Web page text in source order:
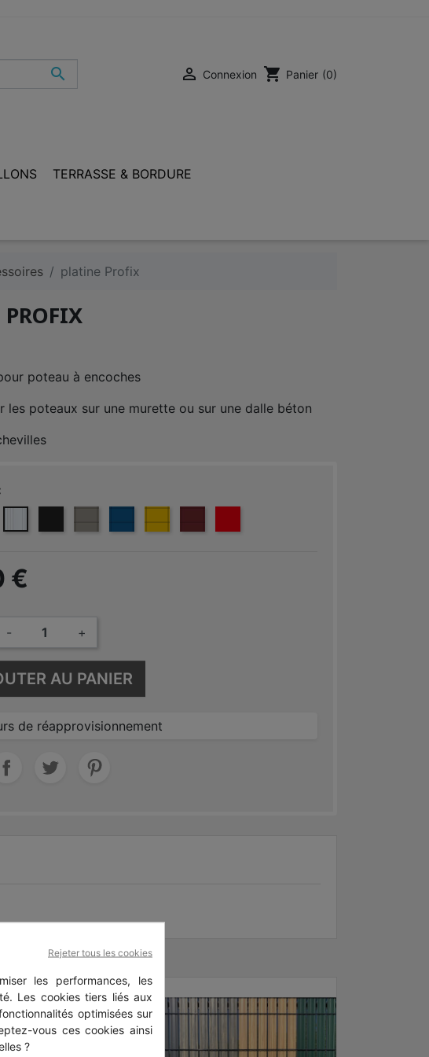
  Connexion shopping_cart Panier (0)
TERRASSE & BORDURE
platine Profix
poteau à encoches
les poteaux sur une murette ou sur une dalle béton
ANTHRACITE 7016
BLANC 9010 GRIS CLAIR 7030
BLEU 5005JAUNE 1021
€
- +
AU PANIER
de réapprovisionnement
Rejeter tous les cookies
les performances, les
Les cookies tiers liés aux
optimisées sur
vous ces cookies ainsi
?